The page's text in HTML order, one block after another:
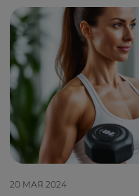
20 МАЯ 2024